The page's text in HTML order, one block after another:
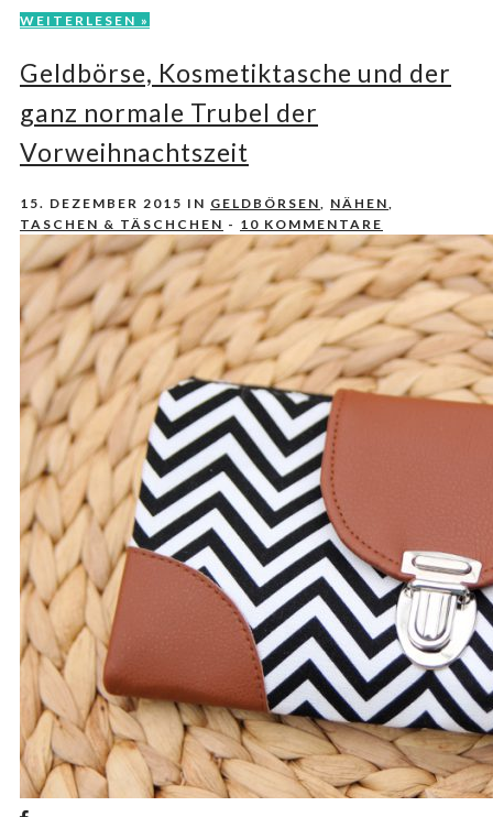
WEITERLESEN »
Geldbörse, Kosmetiktasche und der
ganz normale Trubel der
Vorweihnachtszeit
15. DEZEMBER 2015 IN GELDBÖRSEN NÄHEN
TASCHEN & TÄSCHCHEN - 10 KOMMENTARE